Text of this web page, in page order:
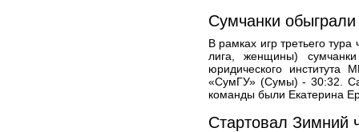
Сумчанки
В рамках игр третьего
лига, женщины)
юридического
«СумГУ» (Сумы) - 30:32.
команды были Екатерина
Стартовал Зимний